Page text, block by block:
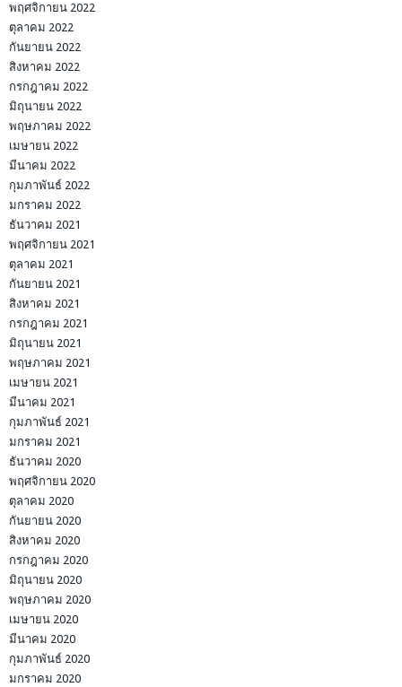
พฤศจิกายน 2022
ตุลาคม 2022
กันยายน 2022
สิงหาคม 2022
กรกฎาคม 2022
มิถุนายน 2022
พฤษภาคม 2022
เมษายน 2022
มีนาคม 2022
กุมภาพันธ์ 2022
มกราคม 2022
ธันวาคม 2021
พฤศจิกายน 2021
ตุลาคม 2021
กันยายน 2021
สิงหาคม 2021
กรกฎาคม 2021
มิถุนายน 2021
พฤษภาคม 2021
เมษายน 2021
มีนาคม 2021
กุมภาพันธ์ 2021
มกราคม 2021
ธันวาคม 2020
พฤศจิกายน 2020
ตุลาคม 2020
กันยายน 2020
สิงหาคม 2020
กรกฎาคม 2020
มิถุนายน 2020
พฤษภาคม 2020
เมษายน 2020
มีนาคม 2020
กุมภาพันธ์ 2020
มกราคม 2020